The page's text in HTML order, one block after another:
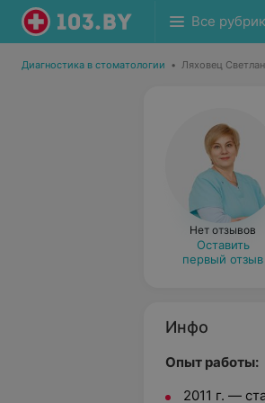
Все
Диагностика в стоматологии • Ляховец
Нет отзывов
Оставить
первый отзыв
Инфо
Опыт работы:
2011 г. —